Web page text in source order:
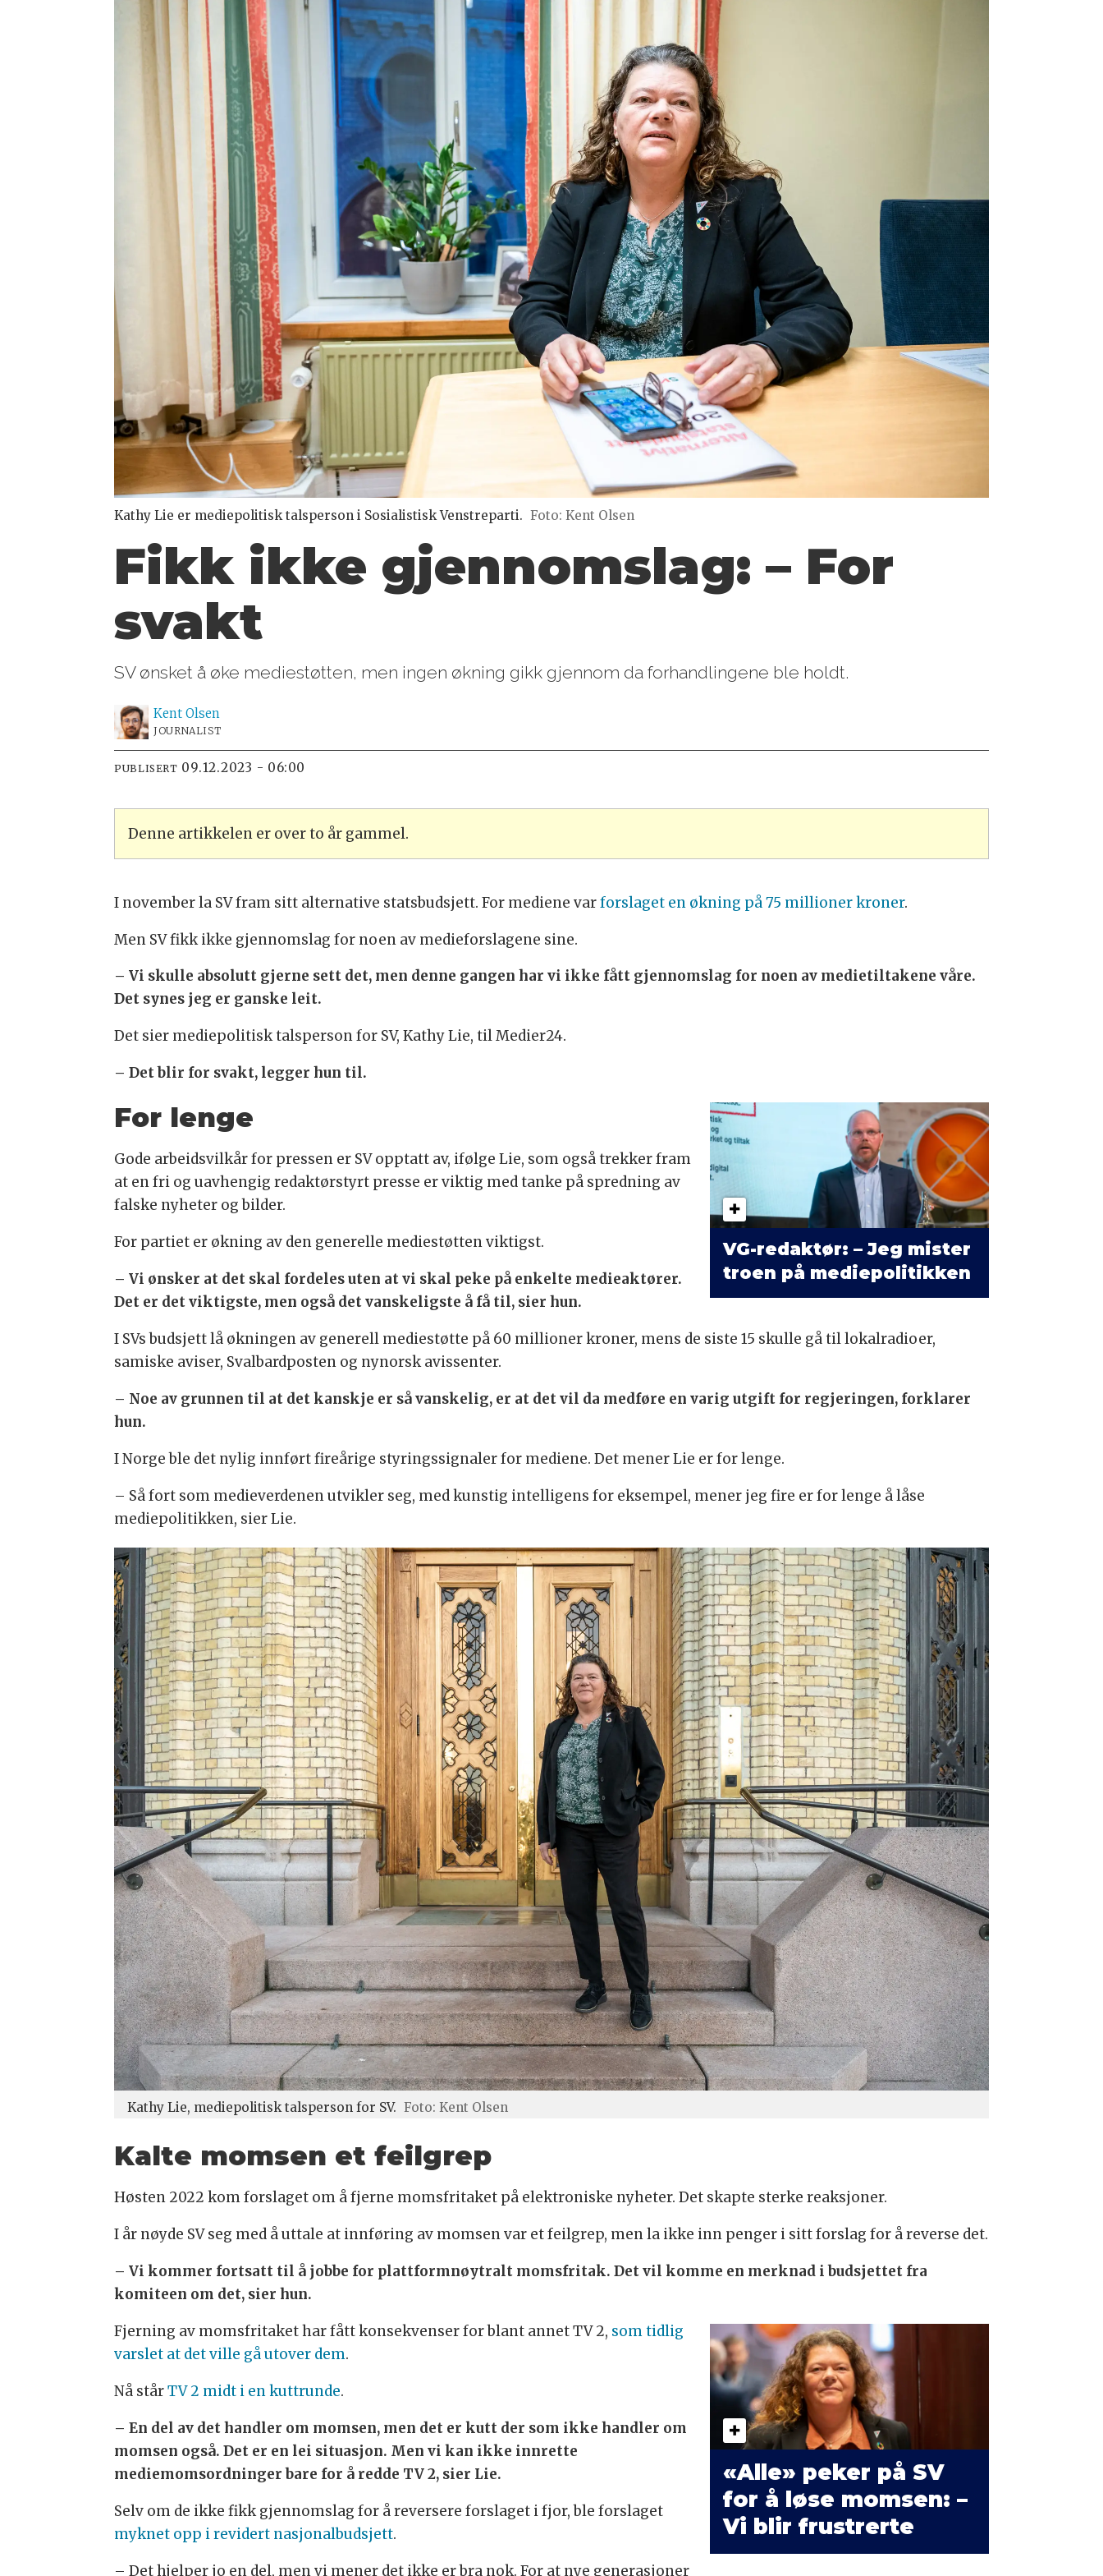
Kathy Lie er mediepolitisk talsperson i Sosialistisk Venstreparti. Foto: Kent Olsen
Fikk ikke gjennomslag: – For
svakt
SV ønsket å øke mediestøtten, men ingen økning gikk gjennom da forhandlingene ble holdt.
Kent Olsen
JOURNALIST
PUBLISERT 09.12.2023 - 06:00
Denne artikkelen er over to år gammel.
I november la SV fram sitt alternative statsbudsjett. For mediene varforslaget en økning på 75 millioner kroner.
Men SV fikk ikke gjennomslag for noen av medieforslagene sine.
– Vi skulle absolutt gjerne sett det, men denne gangen har vi ikke fått gjennomslag for noen av medietiltakene våre.
Det synes jeg er ganske leit.
Det sier mediepolitisk talsperson for SV, Kathy Lie, til Medier24.
– Det blir for svakt, legger hun til.
VG-redaktør: – Jeg mister
troen på mediepolitikken
For lenge
Gode arbeidsvilkår for pressen er SV opptatt av, ifølge Lie, som også trekker fram
at en fri og uavhengig redaktørstyrt presse er viktig med tanke på spredning av
falske nyheter og bilder.
For partiet er økning av den generelle mediestøtten viktigst.
– Vi ønsker at det skal fordeles uten at vi skal peke på enkelte medieaktører.
Det er det viktigste, men også det vanskeligste å få til, sier hun.
I SVs budsjett lå økningen av generell mediestøtte på 60 millioner kroner, mens de siste 15 skulle gå til lokalradioer,
samiske aviser, Svalbardposten og nynorsk avissenter.
– Noe av grunnen til at det kanskje er så vanskelig, er at det vil da medføre en varig utgift for regjeringen, forklarer
hun.
I Norge ble det nylig innført fireårige styringssignaler for mediene. Det mener Lie er for lenge.
– Så fort som medieverdenen utvikler seg, med kunstig intelligens for eksempel, mener jeg fire er for lenge å låse
mediepolitikken, sier Lie.
Kathy Lie, mediepolitisk talsperson for SV. Foto: Kent Olsen
Kalte momsen et feilgrep
Høsten 2022 kom forslaget om å fjerne momsfritaket på elektroniske nyheter. Det skapte sterke reaksjoner.
I år nøyde SV seg med å uttale at innføring av momsen var et feilgrep, men la ikke inn penger i sitt forslag for å reverse det.
– Vi kommer fortsatt til å jobbe for plattformnøytralt momsfritak. Det vil komme en merknad i budsjettet fra
komiteen om det, sier hun.
«Alle» peker på SV
for å løse momsen: –
Vi blir frustrerte
Fjerning av momsfritaket har fått konsekvenser for blant annet TV 2, som tidlig
varslet at det ville gå utover dem.
Nå stårTV 2 midt i en kuttrunde.
– En del av det handler om momsen, men det er kutt der som ikke handler om
momsen også. Det er en lei situasjon. Men vi kan ikke innrette
mediemomsordninger bare for å redde TV 2, sier Lie.
Selv om de ikke fikk gjennomslag for å reversere forslaget i fjor, ble forslaget
myknet opp i revidert nasjonalbudsjett.
– Det hjelper jo en del, men vi mener det ikke er bra nok. For at nye generasjoner